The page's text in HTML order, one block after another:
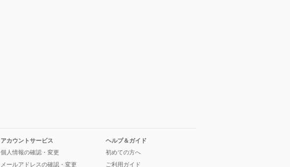
アカウントサービス
個人情報の確認・変更
メールアドレスの確認・変更
ヘルプ＆ガイド
初めての方へ
ご利用ガイド